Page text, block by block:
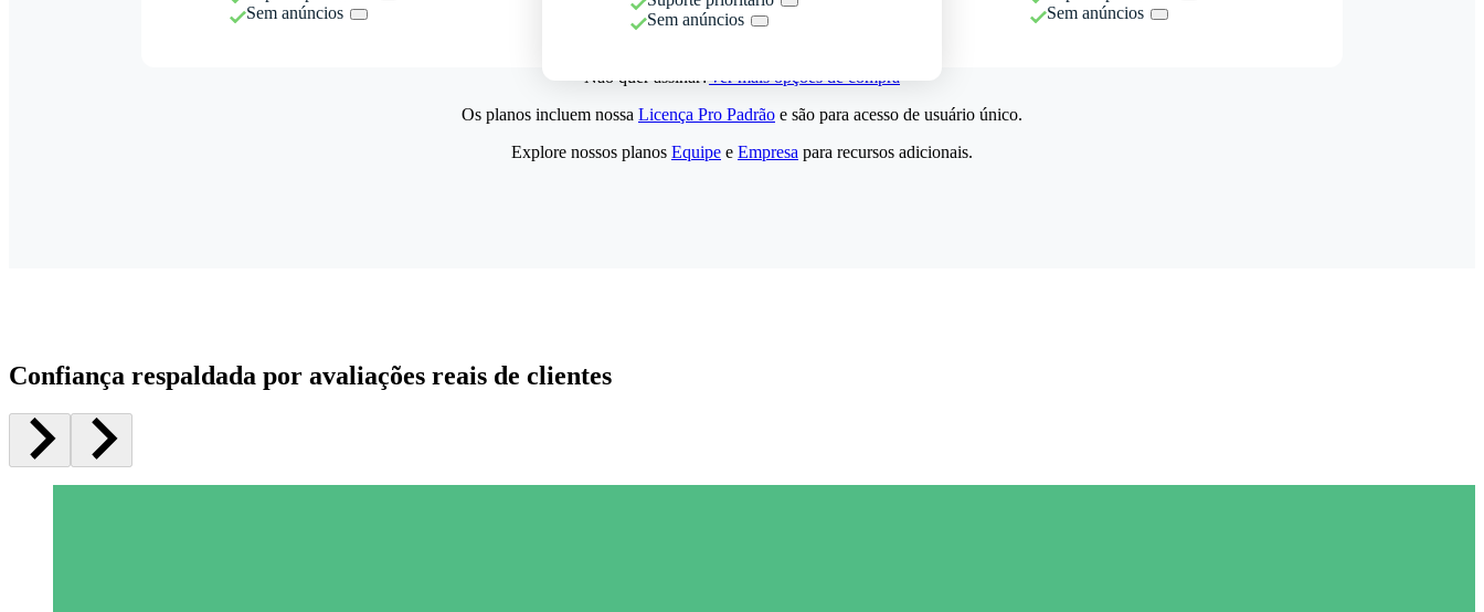
Sem anúncios
Sem anúncios
Sem anúncios
Não quer assinar?Ver mais opções de compra
Os planos incluem nossa Licença Pro Padrão e são para acesso de usuário único.
Explore nossos planos Equipe e Empresa para recursos adicionais.
Confiança respaldada por avaliações reais de clientes